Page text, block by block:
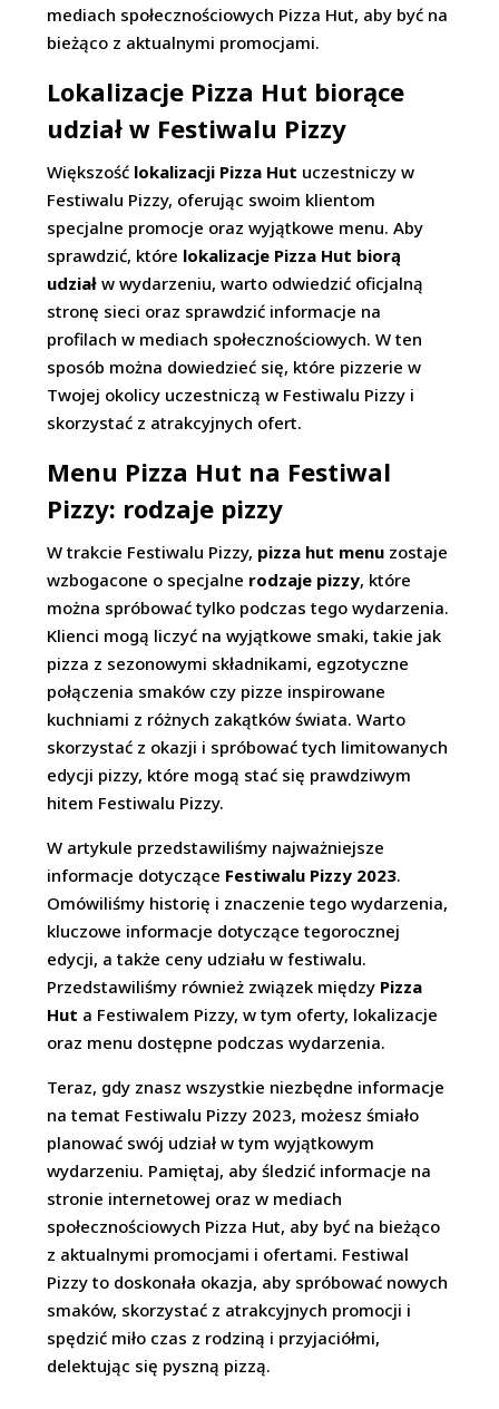
mediach społecznościowych Pizza Hut, aby być na
bieżąco z aktualnymi promocjami.
Lokalizacje Pizza Hut biorące
udział w Festiwalu Pizzy
Większość lokalizacji Pizza Hut uczestniczy w
Festiwalu Pizzy, oferując swoim klientom
specjalne promocje oraz wyjątkowe menu. Aby
sprawdzić, które lokalizacje Pizza Hut biorą
udział w wydarzeniu, warto odwiedzić oficjalną
stronę sieci oraz sprawdzić informacje na
profilach w mediach społecznościowych. W ten
sposób można dowiedzieć się, które pizzerie w
Twojej okolicy uczestniczą w Festiwalu Pizzy i
skorzystać z atrakcyjnych ofert.
Menu Pizza Hut na Festiwal
Pizzy: rodzaje pizzy
W trakcie Festiwalu Pizzy, pizza hut menu zostaje
wzbogacone o specjalne rodzaje pizzy, które
można spróbować tylko podczas tego wydarzenia.
Klienci mogą liczyć na wyjątkowe smaki, takie jak
pizza z sezonowymi składnikami, egzotyczne
połączenia smaków czy pizze inspirowane
kuchniami z różnych zakątków świata. Warto
skorzystać z okazji i spróbować tych limitowanych
edycji pizzy, które mogą stać się prawdziwym
hitem Festiwalu Pizzy.
W artykule przedstawiliśmy najważniejsze
informacje dotyczące Festiwalu Pizzy 2023.
Omówiliśmy historię i znaczenie tego wydarzenia,
kluczowe informacje dotyczące tegorocznej
edycji, a także ceny udziału w festiwalu.
Przedstawiliśmy również związek między Pizza
Hut a Festiwalem Pizzy, w tym oferty, lokalizacje
oraz menu dostępne podczas wydarzenia.
Teraz, gdy znasz wszystkie niezbędne informacje
na temat Festiwalu Pizzy 2023, możesz śmiało
planować swój udział w tym wyjątkowym
wydarzeniu. Pamiętaj, aby śledzić informacje na
stronie internetowej oraz w mediach
społecznościowych Pizza Hut, aby być na bieżąco
z aktualnymi promocjami i ofertami. Festiwal
Pizzy to doskonała okazja, aby spróbować nowych
smaków, skorzystać z atrakcyjnych promocji i
spędzić miło czas z rodziną i przyjaciółmi,
delektując się pyszną pizzą.